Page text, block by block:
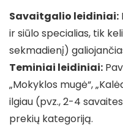
Savaitgalio leidiniai:
ir siūlo specialias, tik
sekmadienį)
Teminiai leidiniai:
„Mokyklos mugė“,
ilgiau (pvz., 2-4
prekių kategoriją.